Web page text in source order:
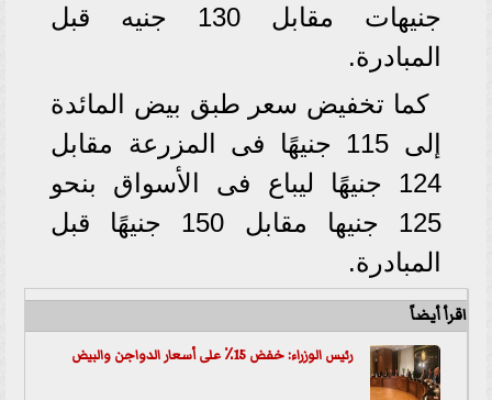
جنيهات مقابل 130 جنيه قبل
المبادرة.
كما تخفيض سعر طبق بيض المائدة
إلى 115 جنيهًا فى المزرعة مقابل
124 جنيهًا ليباع فى الأسواق بنحو
125 جنيها مقابل 150 جنيهًا قبل
المبادرة.
اقرأ أيضاً
رئيس الوزراء: خفض 15٪؜ على أسعار الدواجن والبيض